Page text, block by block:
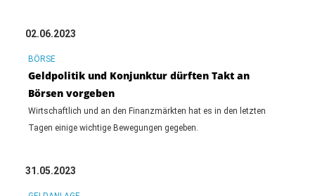
02.06.2023
BÖRSE
Geldpolitik und Konjunktur dürften Takt an
Börsen vorgeben
Wirtschaftlich und an den Finanzmärkten hat es in den letzten
Tagen einige wichtige Bewegungen gegeben.
31.05.2023